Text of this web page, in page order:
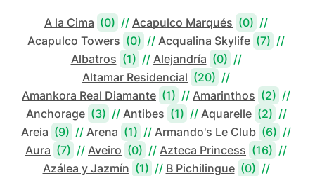
A la Cima (0) // Acapulco Marqués (0) //
Acapulco Towers (0) // Acqualina Skylife (7) //
Albatros (1) // Alejandría (0) //
Altamar Residencial (20) //
Amankora Real Diamante (1) // Amarinthos (2) //
Anchorage (3) // Antibes (1) // Aquarelle (2) //
Areia (9) // Arena (1) // Armando's Le Club (6) //
Aura (7) // Aveiro (0) // Azteca Princess (16) //
Azálea y Jazmín (1) // B Pichilingue (0) //